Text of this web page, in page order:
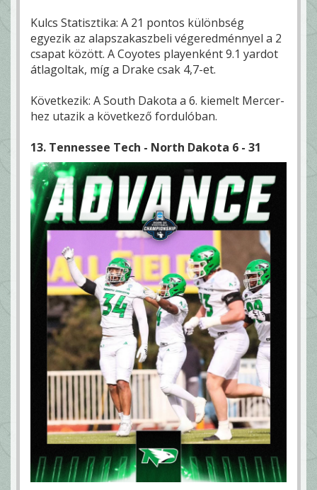
Kulcs Statisztika: A 21 pontos különbség
egyezik az alapszakaszbeli végeredménnyel a 2
csapat között. A Coyotes playenként 9.1 yardot
átlagoltak, míg a Drake csak 4,7-et.
Következik: A South Dakota a 6. kiemelt Mercer-
hez utazik a következő fordulóban.
13. Tennessee Tech - North Dakota 6 - 31